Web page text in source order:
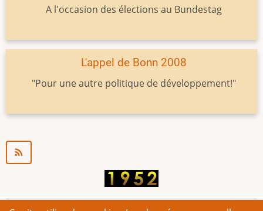
A l'occasion des élections au Bundestag
L'appel de Bonn 2008
"Pour une autre politique de développement!"